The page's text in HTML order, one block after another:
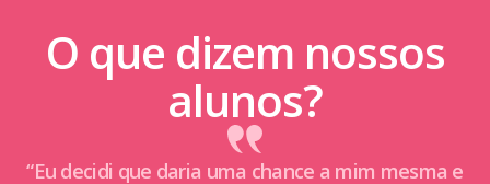
O que dizem nossos
alunos?
“Eu decidi que daria uma chance a mim mesma e